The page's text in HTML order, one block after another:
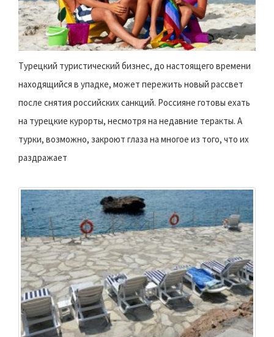
Турецкий туристический бизнес, до настоящего времени
находящийся в упадке, может пережить новый рассвет
после снятия российских санкций. Россияне готовы ехать
на турецкие курорты, несмотря на недавние теракты. А
турки, возможно, закроют глаза на многое из того, что их
раздражает